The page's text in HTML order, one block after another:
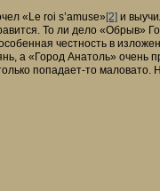
«Le roi s’amuse» [2] и
То ли дело «Обрыв»
честность в
а «Город Анатоль» очень
попадает-то маловато.